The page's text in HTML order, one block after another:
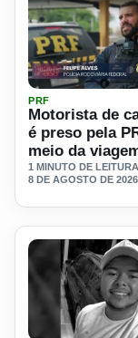
Ler materia:
PRF
Motorista de
é preso pela
meio da
1 MINUTO DE LEITURA
8 DE AGOSTO DE 2026